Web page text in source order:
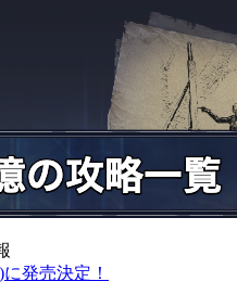
発売決定！